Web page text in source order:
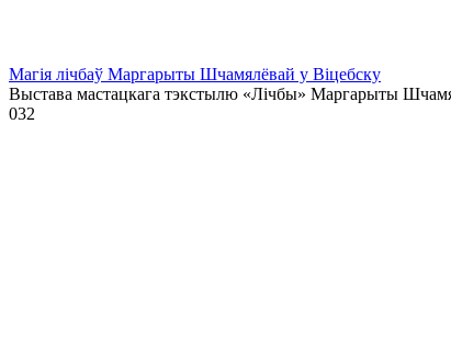
Магія лічбаў Маргарыты Шчамялёвай у Віцебску
Выстава мастацкага тэкстылю «Лічбы» Маргарыты
032